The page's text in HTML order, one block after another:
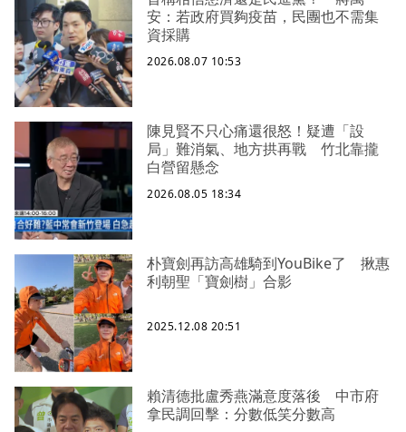
安：若政府買夠疫苗，民團也不需集
資採購
2026.08.07 10:53
陳見賢不只心痛還很怒！疑遭「設
局」難消氣、地方拱再戰 竹北靠攏
白營留懸念
2026.08.05 18:34
朴寶劍再訪高雄騎到YouBike了 揪惠
利朝聖「寶劍樹」合影
2025.12.08 20:51
賴清德批盧秀燕滿意度落後 中市府
拿民調回擊：分數低笑分數高